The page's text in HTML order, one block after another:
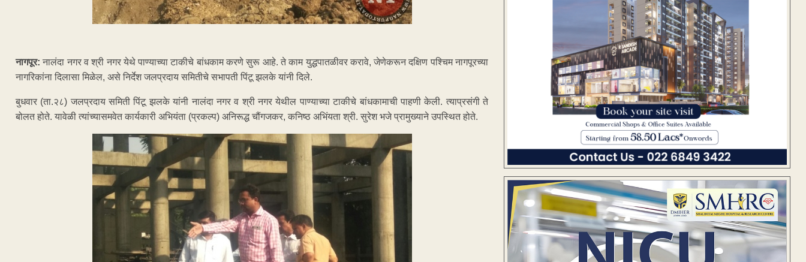
नागपूर: नालंदा नगर व श्री नगर येथे पाण्याच्या टाकीचे बांधकाम करणे सुरू आहे. ते काम युद्धपातळीवर करावे, जेणेकरून दक्षिण पश्चिम नागपूरच्या
नागरिकांना दिलासा मिळेल, असे निर्देश जलप्रदाय समितीचे सभापती पिंटू झलके यांनी दिले.
बुधवार (ता.२८) जलप्रदाय समिती पिंटू झलके यांनी नालंदा नगर व श्री नगर येथील पाण्याच्या टाकीचे बांधकामाची पाहणी केली. त्याप्रसंगी ते
बोलत होते. यावेळी त्यांच्यासमवेत कार्यकारी अभियंता (प्रकल्प) अनिरूद्ध चौंगजकर, कनिष्ठ अभिंयता श्री. सुरेश भजे प्रामुख्याने उपस्थित होते.